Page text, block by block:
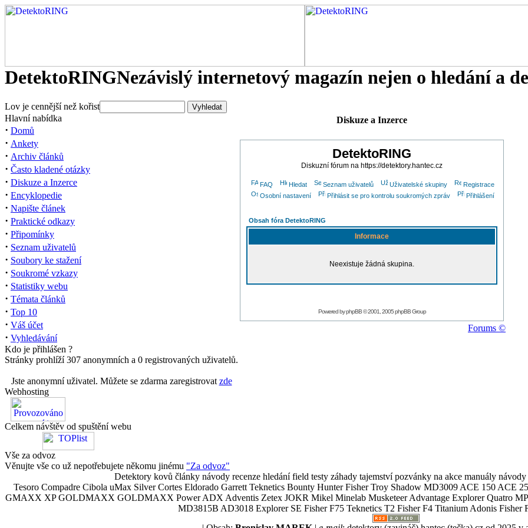
DetektoRINGNezávislý internetový magazín nejen o hledání a
Lov je cennější než kořist
Hlavní nabídka
· Domů
· Ankety
· Archiv článků
· Často kladené otázky
· Diskuze a Inzerce
· Encyklopedie
· Napište článek
· Praktické odkazy
· Připomínky
· Seznam uživatelů
· Soubory ke stažení
· Soukromé vzkazy
· Statistiky webu
· Témata článků
· Top 10
· Váš účet
· Vyhledávání
Kdo je přihlášen ?
Stránky prohlíží 307 anonymních a 0 registrovaných uživatelů.
Jste anonymní uživatel. Můžete se zdarma zaregistrovat zde
Webhosting
Celkem návštěv od spuštění webu
Vše za odvoz
Věnujte vše co už nepotřebujete někomu jinému "Za odvoz"
Diskuze a Inzerce
DetektoRING
Diskuzní fórum na https://detektory.hantec.cz
FAQ Hledat Seznam uživatelů Uživatelské skupiny
Registrace
Osobní nastavení
Přihlásit se pro kontrolu soukromých zpráv Přihlášení
Obsah fóra DetektoRING
Informace
Neexistuje žádná skupina.
Powered byphpBB© 2001, 2005 phpBB Group
Forums ©
Detektory kovů články návody recenze hledání field testy záhady tajemství pozvánky na akce manuály
Tesoro Compadre Cibola uMax Silver Cortes Eldorado Garrett Teknetics Bounty Hunter Fisher Troy Shadow MD3009 ACE 150 ACE
GMAXX XP GOLDMAXX GOLDMAXX Power ADX Adventis Zetex JOKR Mikel Minelab Musketeer Advantage Explorer Quatro
MD3815B AD3018 Explorer SE Fisher F75 Teknetics T2 Fisher F4 Titanium Adonis Fisher